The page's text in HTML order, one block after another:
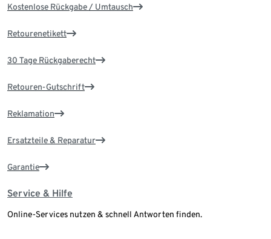
Kostenlose Rückgabe / Umtausch
Retourenetikett
30 Tage Rückgaberecht
Retouren-Gutschrift
Reklamation
Ersatzteile & Reparatur
Garantie
Service & Hilfe
Online-Services nutzen & schnell Antworten finden.